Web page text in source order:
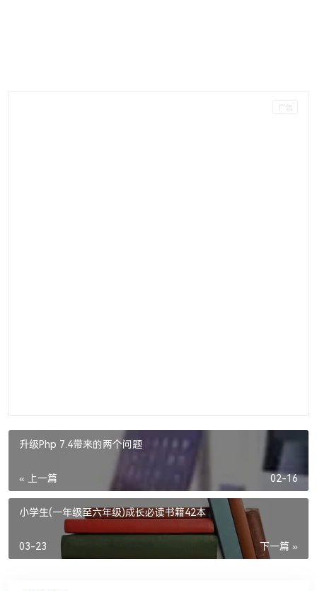
升级Php 7.4带来的两个问题
« 上一篇 02-16
小学生(一年级至六年级)成长必读书籍42本
下一篇 »
03-23